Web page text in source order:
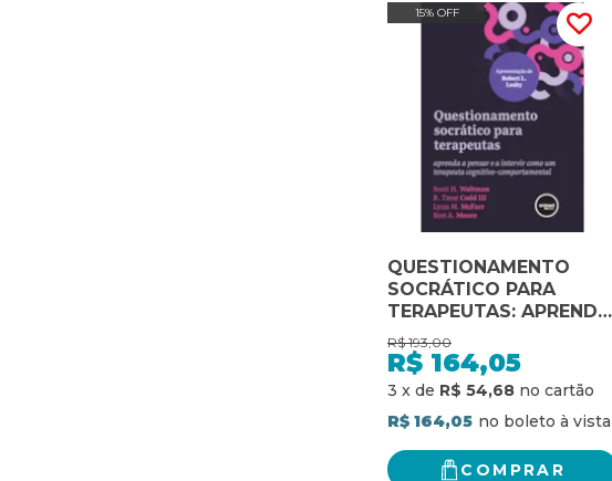
15% OFF
QUESTIONAMENTO
SOCRÁTICO PARA
TERAPEUTAS: APRENDA
A PENSAR E A INTERVIR
COMO UM TERAPEUTA
COGNITIVO-
COMPORTAMENTAL
R$ 193,00
R$ 164,05
3 x de R$ 54,68
R$ 164,05
COMPRAR